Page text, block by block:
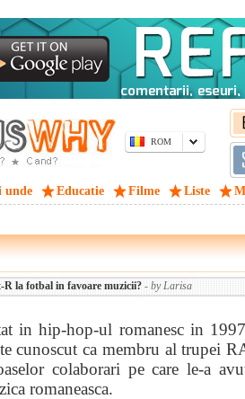
ROM
unde Educatie Filme Liste
R la fotbal in favoare muzicii? - by Larisa
in hip-hop-ul romanesc in
cunoscut ca membru al trupei
colaborari pe care le-a
romaneasca.